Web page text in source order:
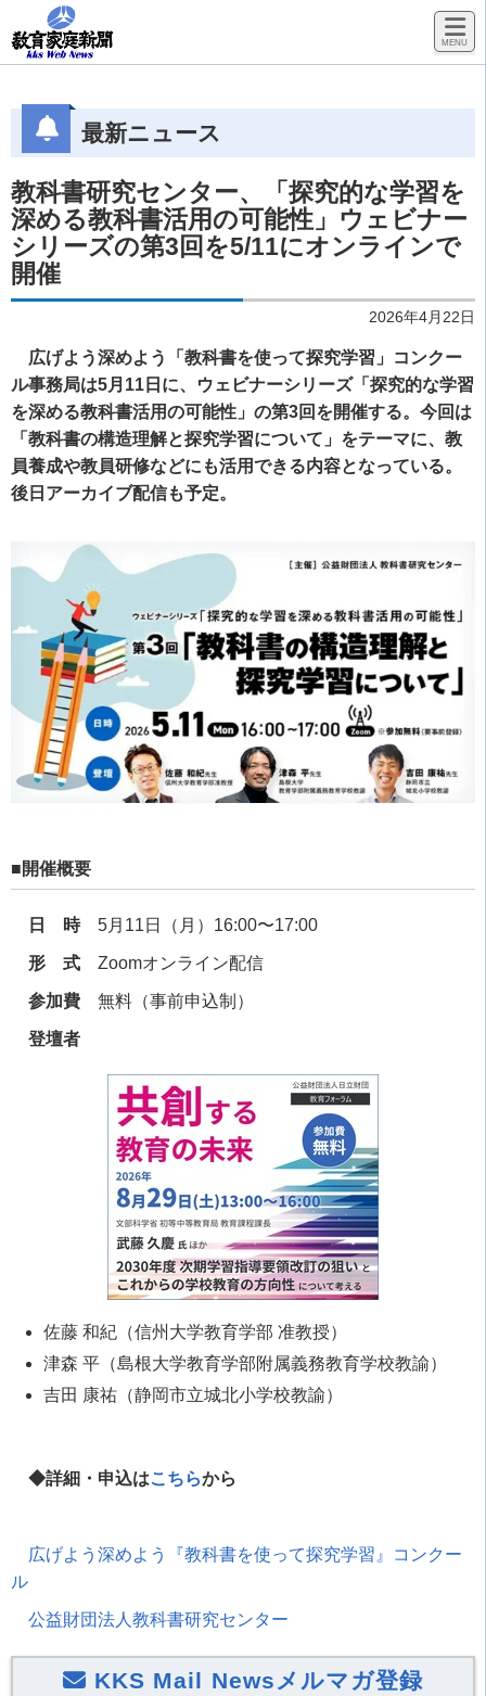
最新ニュース
教科書研究センター、「探究的な学習を
深める教科書活用の可能性」ウェビナー
シリーズの第3回を5/11にオンラインで
開催
2026年4月22日
広げよう深めよう「教科書を使って探究学習」コンクー
ル事務局は5月11日に、ウェビナーシリーズ「探究的な学習
を深める教科書活用の可能性」の第3回を開催する。今回は
「教科書の構造理解と探究学習について」をテーマに、教
員養成や教員研修などにも活用できる内容となっている。
後日アーカイブ配信も予定。
■開催概要
日 時5月11日（月）16:00〜17:00
形 式 Zoomオンライン配信
参加費 無料（事前申込制）
登壇者
佐藤 和紀（信州大学教育学部 准教授）
津森 平（島根大学教育学部附属義務教育学校教諭）
吉田 康祐（静岡市立城北小学校教諭）
◆詳細・申込はこちらから
広げよう深めよう『教科書を使って探究学習』コンクー
ル
公益財団法人教科書研究センター
KKS Mail Newsメルマガ登録